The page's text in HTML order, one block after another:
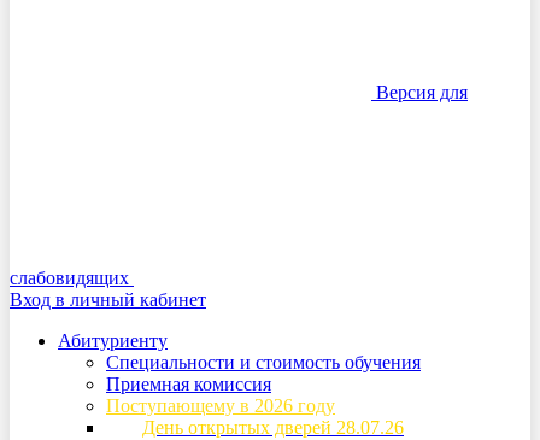
Версия для
слабовидящих
Вход в личный кабинет
Абитуриенту
Специальности и стоимость обучения
Приемная комиссия
Поступающему в 2026 году
День открытых дверей 28.07.26